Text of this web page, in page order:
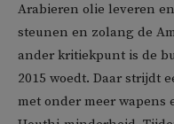
Arabieren olie leveren
steunen en zolang de
ander kritiekpunt is de
2015 woedt. Daar strijdt
met onder meer wapens